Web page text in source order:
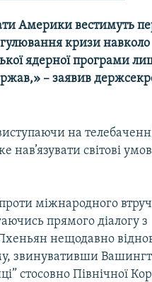
Америки вестимуть
кризи навколо
ядерної програми
– заявив
на
світові
міжнародного
прямого діалогу з
нещодавно
звинувативши
стосовно Північної